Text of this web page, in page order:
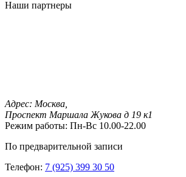
Наши партнеры
Адрес: Москва,
Проспект Маршала Жукова д 19 к1
Режим работы: Пн-Вс 10.00-22.00
По предварительной записи
Телефон: 7 (925) 399 30 50